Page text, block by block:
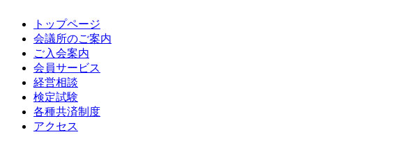
トップページ
会議所のご案内
ご入会案内
会員サービス
経営相談
検定試験
各種共済制度
アクセス